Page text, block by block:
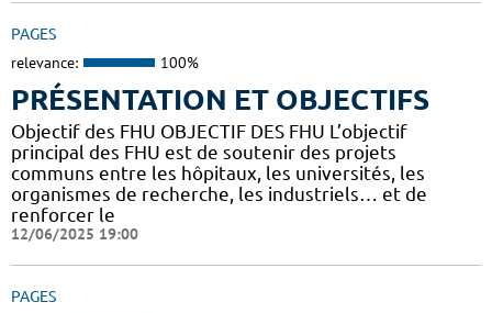
PAGES
relevance: 100%
PRÉSENTATION ET OBJECTIFS
Objectif des FHU OBJECTIF DES FHU L’objectif
principal des FHU est de soutenir des projets
communs entre les hôpitaux, les universités, les
organismes de recherche, les industriels… et de
renforcer le
12/06/2025 19:00
PAGES